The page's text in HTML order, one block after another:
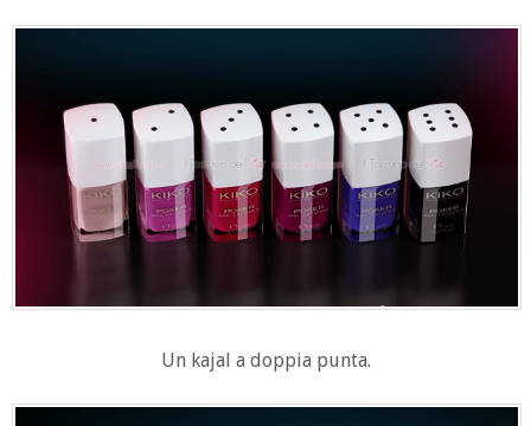
Un kajal a doppia punta.